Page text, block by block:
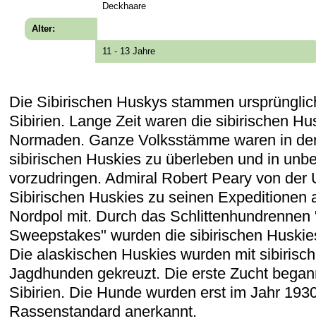
Deckhaare
Alter:
11 - 13 Jahre
Die Sibirischen Huskys stammen
Sibirien. Lange Zeit waren die sibirischen
Normaden. Ganze Volksstämme waren in
sibirischen Huskies zu überleben und in
vorzudringen. Admiral Robert Peary von der
Sibirischen Huskies zu seinen Expeditionen
Nordpol mit. Durch das Schlittenhundrennen
Sweepstakes" wurden die sibirischen
Die alaskischen Huskies wurden mit
Jagdhunden gekreuzt. Die erste Zucht
Sibirien. Die Hunde wurden erst im Jahr
Rassenstandard anerkannt.